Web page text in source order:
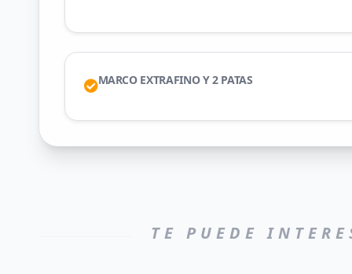
MARCO EXTRAFINO Y 2 PATAS
TE PUEDE